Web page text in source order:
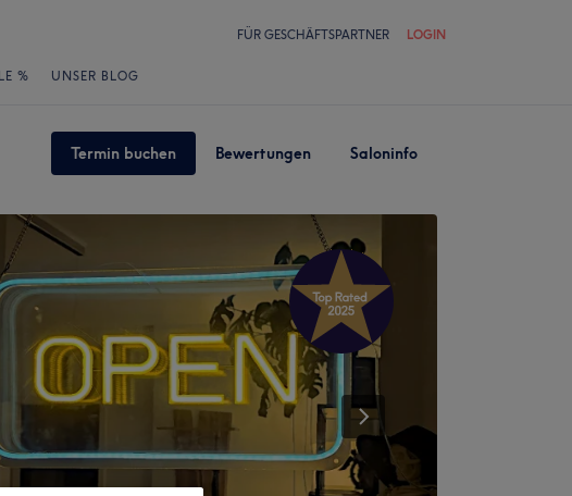
FÜR GESCHÄFTSPARTNER LOGIN
% UNSER BLOG
Termin buchen Bewertungen Saloninfo